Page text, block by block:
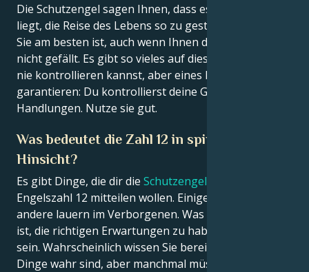
Die Schutzengel sagen Ihnen, dass es in Ihrer Hand
liegt, die Reise des Lebens so zu gestalten, wie es für
Sie am besten ist, auch wenn Ihnen die Bedeutung
nicht gefällt. Es gibt so vieles auf dieser Welt, das du
nie kontrollieren kannst, aber eines kann ich dir
garantieren: Du kontrollierst deine Gefühle und
Handlungen. Nutze sie gut.
Was bedeutet die Zahl 12 in spiritueller
Hinsicht?
Es gibt Dinge, die dir die Schutzengel
Engelszahl 12 mitteilen wollen. Einige sind explizit,
andere lauern im Verborgenen. Was Sie tun müssen,
ist, die richtigen Erwartungen zu haben und offen zu
sein. Wahrscheinlich wissen Sie bereits, dass diese
Dinge wahr sind, aber manchmal müssen Sie nur ein